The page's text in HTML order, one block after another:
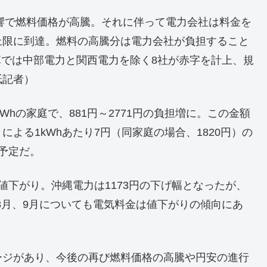
燃料価格が高騰。それに伴って電力会社は料金を
に到達。燃料の高騰分は電力会社が負担すること
は中部電力と関西電力を除く8社が赤字を計上、規
者）
の家庭で、881円～2771円の負担増に。この金額
よる1kWhあたり7円（同家庭の場合、1820円）の
定だ。
がり。沖縄電力は1173円の下げ幅となったが、
、9月についても電気料金は値下がりの傾向にあ
があり、今後の再び燃料価格の高騰や円安の進行